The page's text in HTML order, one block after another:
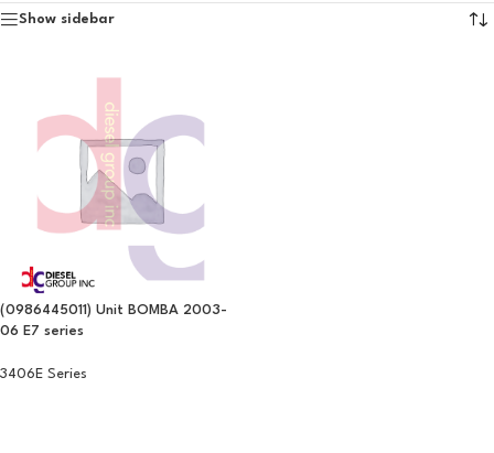
Show sidebar
(0986445011) Unit BOMBA 2003-
06 E7 series
3406E Series